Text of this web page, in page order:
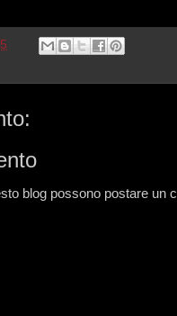
blog possono postare un